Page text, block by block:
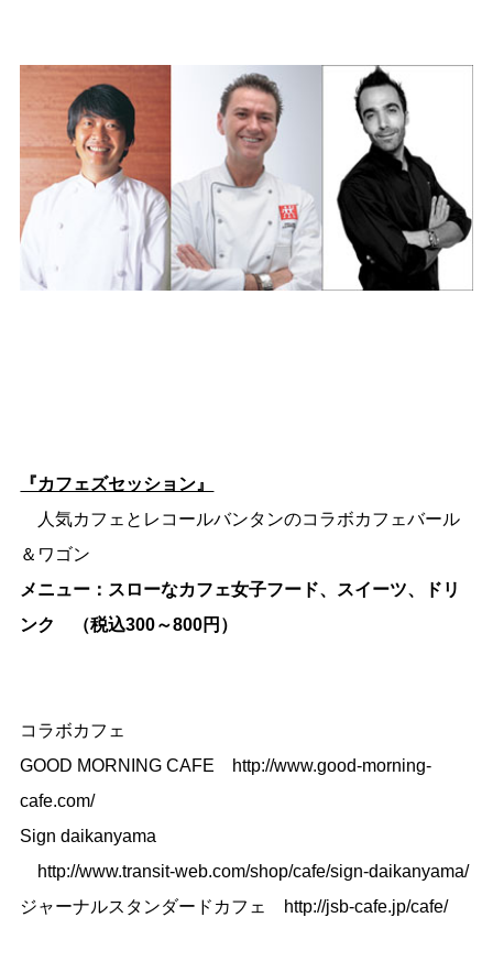
『カフェズセッション』
人気カフェとレコールバンタンのコラボカフェバール
＆ワゴン
メニュー：スローなカフェ女子フード、スイーツ、ドリ
ンク （税込300～800円）
コラボカフェ
GOOD MORNING CAFE http://www.good-morning-
cafe.com/
Sign daikanyama
http://www.transit-web.com/shop/cafe/sign-daikanyama/
ジャーナルスタンダードカフェ http://jsb-cafe.jp/cafe/